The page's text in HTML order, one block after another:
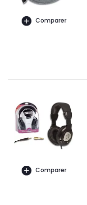
Comparer
Comparer